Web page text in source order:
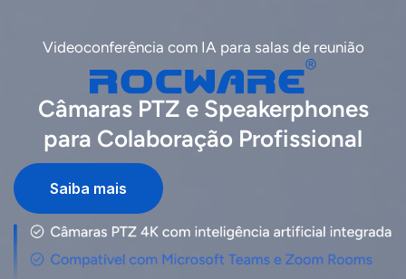
Videoconferência com IA para salas de reunião
Câmaras PTZ e Speakerphones
para Colaboração Profissional
Saiba mais